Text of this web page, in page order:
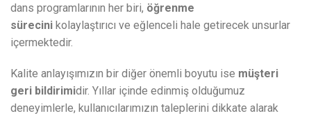
dans programlarının her biri, öğrenme
sürecini kolaylaştırıcı ve eğlenceli hale getirecek unsurlar
içermektedir.
Kalite anlayışımızın bir diğer önemli boyutu ise müşteri
geri bildirimidir. Yıllar içinde edinmiş olduğumuz
deneyimlerle, kullanıcılarımızın taleplerini dikkate alarak